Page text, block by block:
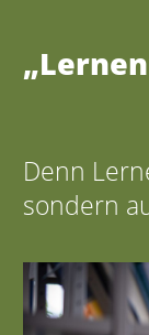
Denn
sondern